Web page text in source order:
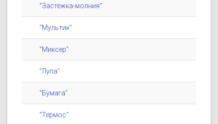
"Застёжка-молния"
"Мультик"
"Миксер"
"Лупа"
"Бумага"
"Термос"